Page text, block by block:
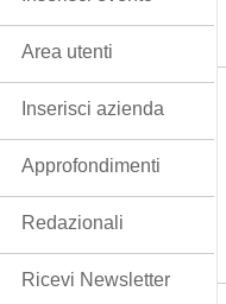
Area utenti
Inserisci azienda
Approfondimenti
Redazionali
Ricevi Newsletter